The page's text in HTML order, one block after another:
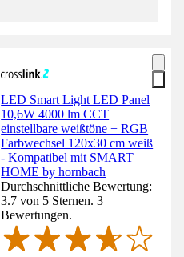
LED Smart Light LED Panel
10,6W 4000 lm CCT
einstellbare weißtöne + RGB
Farbwechsel 120x30 cm weiß
- Kompatibel mit SMART
HOME by hornbach
Durchschnittliche Bewertung:
3.7 von 5 Sternen. 3
Bewertungen.